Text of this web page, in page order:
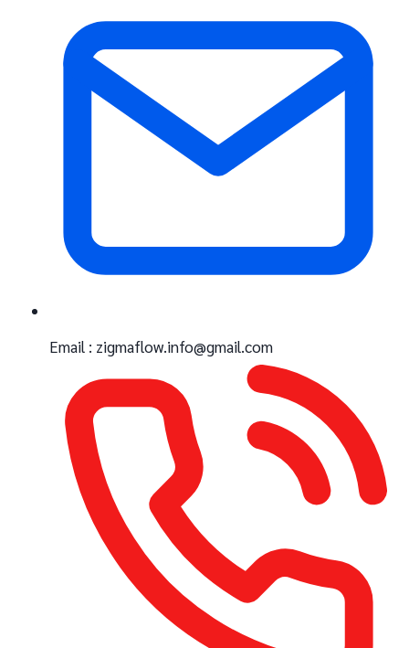
Email : zigmaflow.info@gmail.com